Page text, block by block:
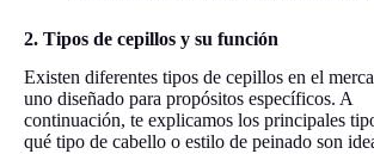
2. Tipos de cepillos y su función
Existen diferentes tipos de cepillos en el
uno diseñado para propósitos específicos. A
continuación, te explicamos los principales
qué tipo de cabello o estilo de peinado son